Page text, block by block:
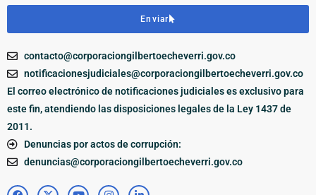
Enviar
contacto@corporaciongilbertoecheverri.gov.co
notificacionesjudiciales@corporaciongilbertoecheverri.gov.co
El correo electrónico de notificaciones judiciales es exclusivo para
este fin, atendiendo las disposiciones legales de la Ley 1437 de
2011.
Denuncias por actos de corrupción:
denuncias@corporaciongilbertoecheverri.gov.co